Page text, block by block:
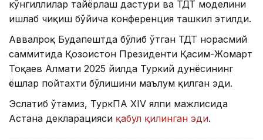
кўнгиллилар тайёрлаш дастури ва ТДТ моделини
ишлаб чиқиш бўйича конференция ташкил этилди.
Аввалроқ Будапештда бўлиб ўтган ТДТ норасмий
саммитида Қозоғистон Президенти Қасим-Жомарт
Тоқаев Алмати 2025 йилда Туркий дунёсининг
ёшлар пойтахти бўлишини маълум қилган эди.
Эслатиб ўтамиз, ТуркПА ХIV ялпи мажлисида
Астана декларацияси қабул қилинган эди.